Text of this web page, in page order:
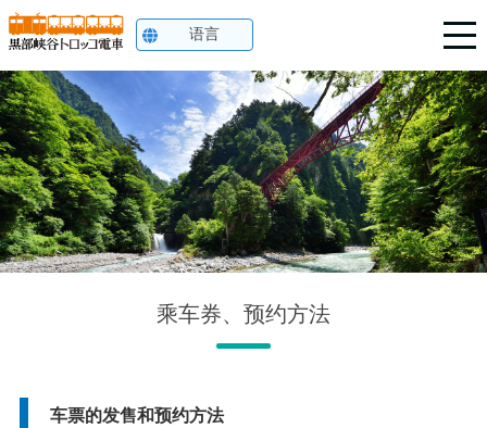
语言
沿线向导
时刻表·票价
访问
乘车方法
简介影片
请按此进行网上予约
乘车券、预约方法
车票的发售和预约方法